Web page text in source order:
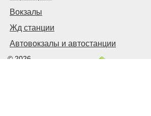
Вокзалы
Жд станции
Автовокзалы и автостанции
© 2026